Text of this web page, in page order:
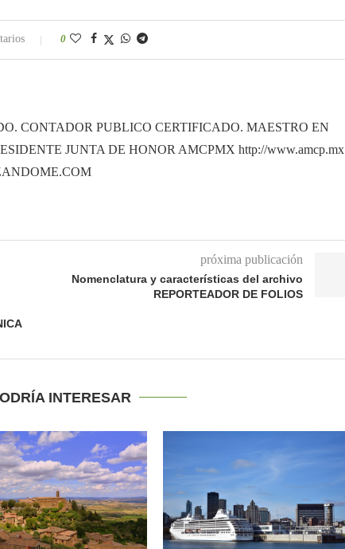
0
CONTADOR PUBLICO CERTIFICADO. MAESTRO EN
JUNTA DE HONOR AMCPMX http://www.amcp.mx
próxima publicación
Nomenclatura y características del archivo
REPORTEADOR DE FOLIOS
INTERESAR